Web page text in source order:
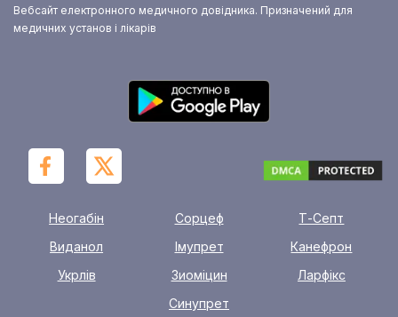
Вебсайт електронного медичного довідника. Призначений для
медичних установ і лікарів
Неогабін Сорцеф
Т-Септ
Виданол
Імупрет
Канефрон
Укрлів
Зиоміцин
Ларфікс
Синупрет